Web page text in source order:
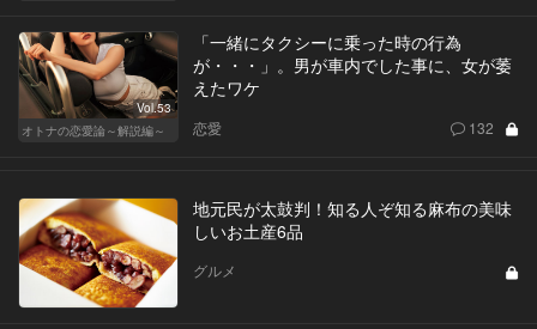
Vol.53
オトナの恋愛論～解説編～
「一緒にタクシーに乗った時の行為
が・・・」。男が車内でした事に、女が萎
えたワケ
恋愛 132
地元民が太鼓判！知る人ぞ知る麻布の美味
しいお土産6品
グルメ